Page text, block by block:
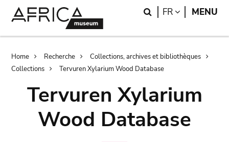
Search
FR LANGUAGE
MENU
Breadcrumb
Home Recherche
Collections, archives et bibliothèques
Collections
Tervuren Xylarium Wood Database
Tervuren Xylarium
Wood Database